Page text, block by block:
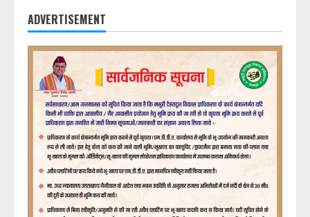
ADVERTISEMENT